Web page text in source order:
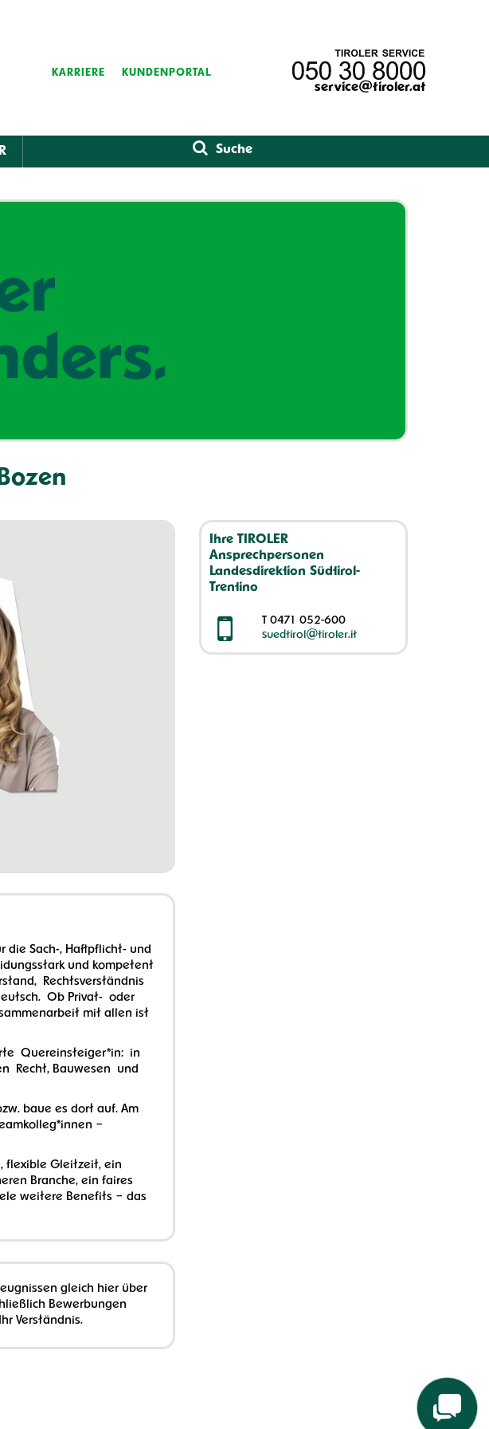
service@tiroler.at
KARRIERE KUNDENPORTAL
die Sach-, Haftpflicht- und
und kompetent
Rechtsverständnis
Ob Privat- oder
mit allen ist
Quereinsteiger*in: in
Recht, Bauwesen und
baue es dort auf. Am
–
flexible Gleitzeit, ein
Branche, ein faires
weitere Benefits – das
gleich hier über
Bewerbungen
Verständnis.
Ihre TIROLER
Ansprechpersonen
Landesdirektion Südtirol-
Trentino
T 0471 052-600
suedtirol@tiroler.it